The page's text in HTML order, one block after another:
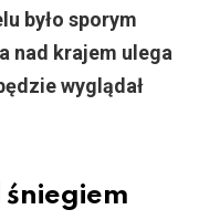
było sporym
nad krajem ulega
wyglądał
śniegiem